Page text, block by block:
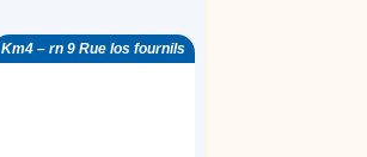
Km4 – rn 9 Rue los fournils